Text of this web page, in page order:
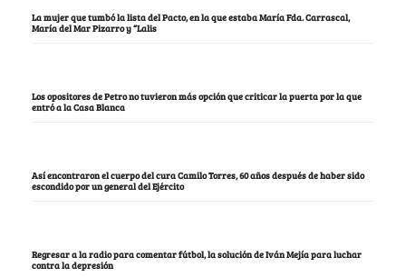
La mujer que tumbó la lista del Pacto, en la que estaba María Fda. Carrascal,
María del Mar Pizarro y “Lalis
Los opositores de Petro no tuvieron más opción que criticar la puerta por la que
entró a la Casa Blanca
Así encontraron el cuerpo del cura Camilo Torres, 60 años después de haber sido
escondido por un general del Ejército
Regresar a la radio para comentar fútbol, la solución de Iván Mejía para luchar
contra la depresión